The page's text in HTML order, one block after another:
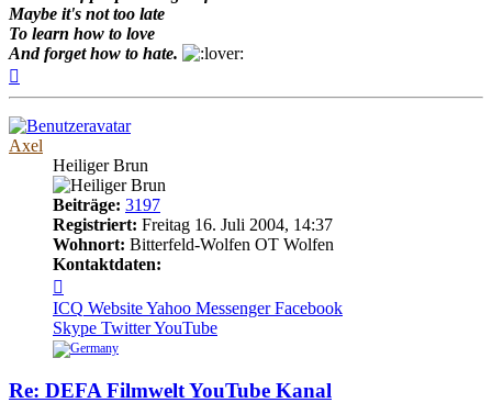
Maybe it's not too late
To learn how to love
And forget how to hate.
Axel
Heiliger Brun
Beiträge: 3197
Registriert: Freitag 16. Juli 2004, 14:37
Wohnort: Bitterfeld-Wolfen OT Wolfen
Kontaktdaten:
von
Axel
ICQ WebsiteYahoo Messenger Facebook
Skype TwitterYouTube
Re: DEFA Filmwelt YouTube Kanal